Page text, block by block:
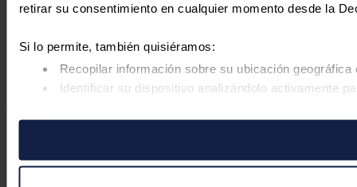
retirar su consentimiento en cualquier momento desde la
Si lo permite, también quisiéramos:
Recopilar información sobre su ubicación
Identificar su dispositivo analizándolo activamente
Las cookies de este sitio web se usan para personalizar el